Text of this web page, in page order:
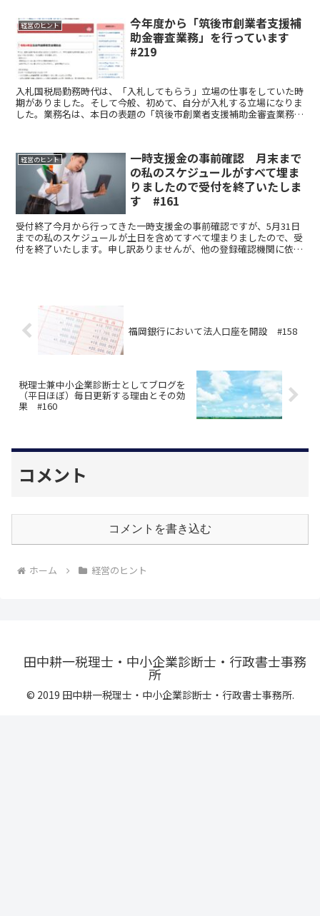
経営のヒント
今年度から「筑後市創業者支援補
助金審査業務」を行っています
#219
入札国税局勤務時代は、「入札してもらう」立場の仕事をしていた時
期がありました。そして今般、初めて、自分が入札する立場になりま
した。業務名は、本日の表題の「筑後市創業者支援補助金審査業務」
経営のヒント
一時支援金の事前確認 月末まで
の私のスケジュールがすべて埋ま
りましたので受付を終了いたしま
す #161
受付終了今月から行ってきた一時支援金の事前確認ですが、5月31日
までの私のスケジュールが土日を含めてすべて埋まりましたので、受
付を終了いたします。申し訳ありませんが、他の登録確認機関に依頼
福岡銀行において法人口座を開設 #158
税理士兼中小企業診断士としてブログを
（平日ほぼ）毎日更新する理由とその効
果 #160
コメント
コメントを書き込む
ホーム 経営のヒント
田中耕一税理士・中小企業診断士・行政書士事務
所
© 2019 田中耕一税理士・中小企業診断士・行政書士事務所.